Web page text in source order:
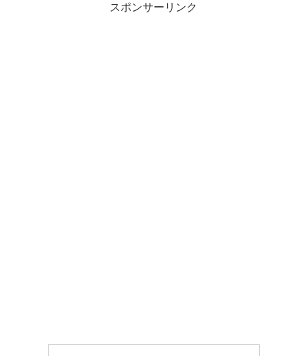
スポンサーリンク